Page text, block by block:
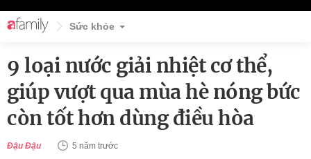
Sức khỏe
9 loại nước giải nhiệt cơ thể,
giúp vượt qua mùa hè nóng bức
còn tốt hơn dùng điều hòa
Đậu Đậu 5 năm trước